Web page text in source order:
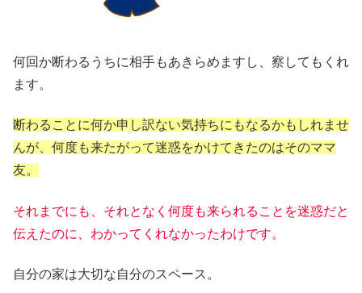
何回か断わるうちに相手もあきらめますし、察してもくれ
ます。
断わることに何か申し訳ない気持ちにもなるかもしれませ
んが、何度も来たがって迷惑をかけてきたのはそのママ
友。
それまでにも、それとなく何度も来られることを迷惑だと
伝えたのに、わかってくれなかったわけです。
自分の家は大切な自分のスペース。